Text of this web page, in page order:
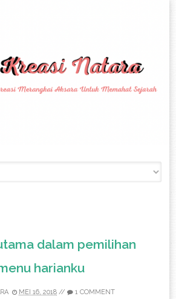
dalam pemilihan
harianku
MEI 16, 2018 // 1 COMMENT